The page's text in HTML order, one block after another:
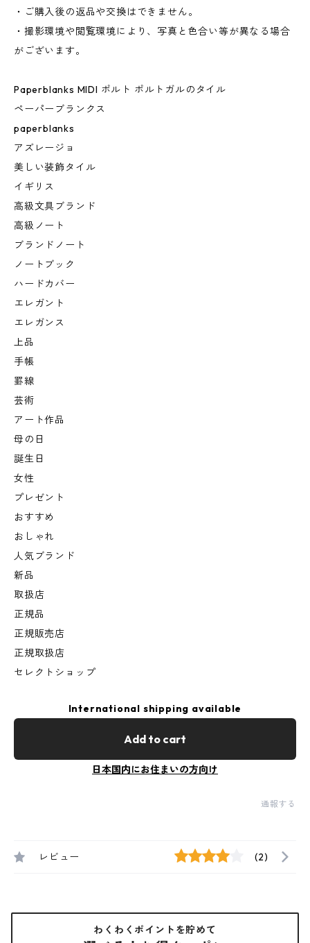
・ご購入後の返品や交換はできません。
・撮影環境や閲覧環境により、写真と色合い等が異なる場合
がございます。
Paperblanks MIDI ポルト ポルトガルのタイル
ペーパーブランクス
paperblanks
アズレージョ
美しい装飾タイル
イギリス
高級文具ブランド
高級ノート
ブランドノート
ノートブック
ハードカバー
エレガント
エレガンス
上品
手帳
罫線
芸術
アート作品
母の日
誕生日
女性
プレゼント
おすすめ
おしゃれ
人気ブランド
新品
取扱店
正規品
正規販売店
正規取扱店
セレクトショップ
International shipping available
Add to cart
日本国内にお住まいの方向け
通報する
レビュー (2)
わくわくポイントを貯めて